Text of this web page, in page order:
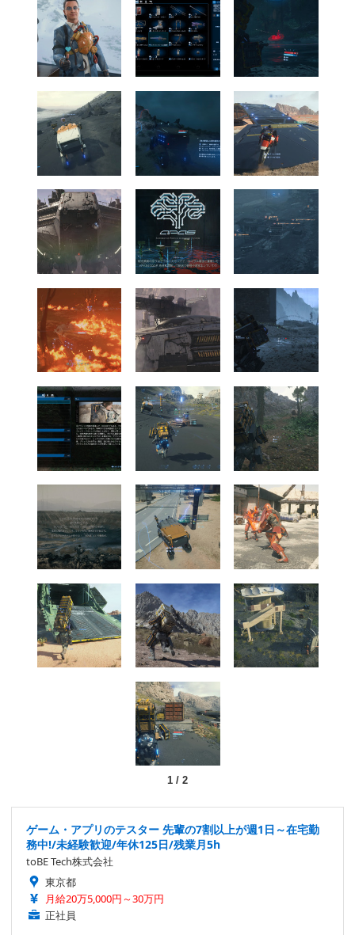
1/ 2
ゲーム・アプリのテスター 先輩の7割以上が週1日～在宅勤
務中!/未経験歓迎/年休125日/残業月5h
toBE Tech株式会社
東京都
月給20万5,000円～30万円
正社員